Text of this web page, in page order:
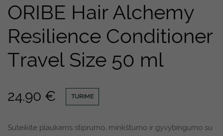
ORIBE Hair Alchemy
Resilience Conditioner
Travel Size 50 ml
24.90 € TURIME
Suteikite plaukams stiprumo, minkštumo ir gyvybingumo su